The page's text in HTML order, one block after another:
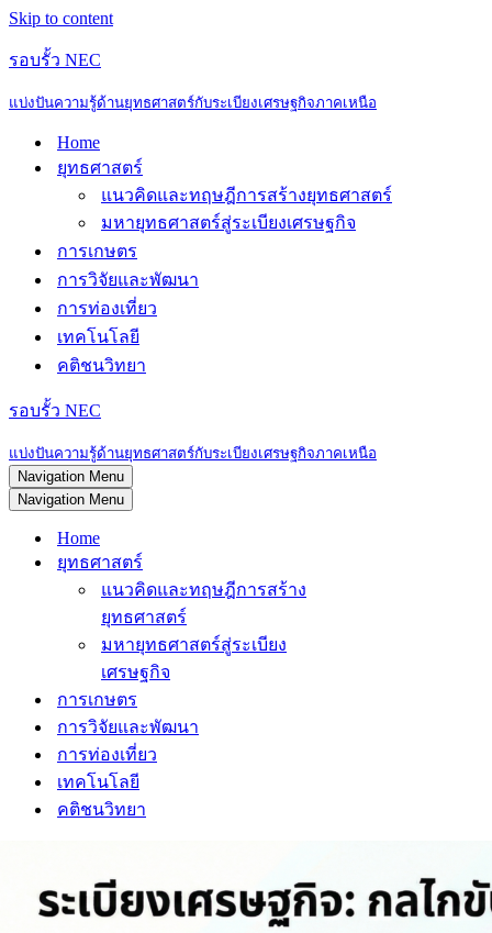
Skip to content
รอบรั้ว NEC
แบ่งปันความรู้ด้านยุทธศาสตร์กับระเบียงเศรษฐกิจภาคเหนือ
Home
ยุทธศาสตร์
แนวคิดและทฤษฎีการสร้างยุทธศาสตร์
มหายุทธศาสตร์สู่ระเบียงเศรษฐกิจ
การเกษตร
การวิจัยและพัฒนา
การท่องเที่ยว
เทคโนโลยี
คติชนวิทยา
รอบรั้ว NEC
แบ่งปันความรู้ด้านยุทธศาสตร์กับระเบียงเศรษฐกิจภาคเหนือ
Navigation Menu
Navigation Menu
Home
ยุทธศาสตร์
แนวคิดและทฤษฎีการสร้าง
ยุทธศาสตร์
มหายุทธศาสตร์สู่ระเบียง
เศรษฐกิจ
การเกษตร
การวิจัยและพัฒนา
การท่องเที่ยว
เทคโนโลยี
คติชนวิทยา